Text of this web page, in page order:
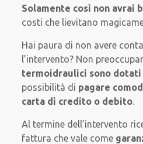
Solamente così non avrai
costi che lievitano
Hai paura di non avere
l’intervento? Non
termoidraulici sono dotati
possibilità di pagare
carta di credito o debito.
Al termine dell’intervento
fattura che vale come